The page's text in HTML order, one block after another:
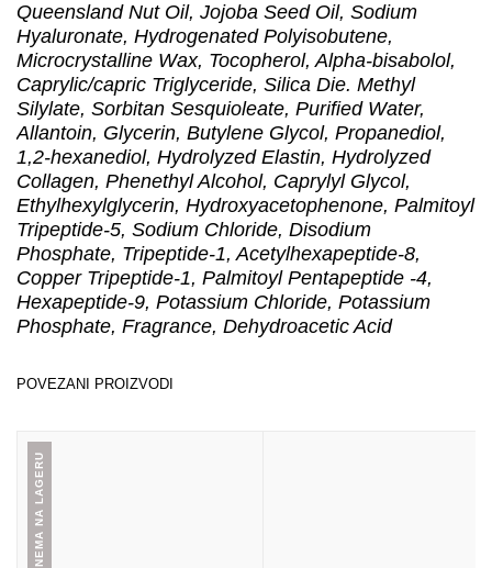
Queensland Nut Oil, Jojoba Seed Oil, Sodium
Hyaluronate, Hydrogenated Polyisobutene,
Microcrystalline Wax, Tocopherol, Alpha-bisabolol,
Caprylic/capric Triglyceride, Silica Die. Methyl
Silylate, Sorbitan Sesquioleate, Purified Water,
Allantoin, Glycerin, Butylene Glycol, Propanediol,
1,2-hexanediol, Hydrolyzed Elastin, Hydrolyzed
Collagen, Phenethyl Alcohol, Caprylyl Glycol,
Ethylhexylglycerin, Hydroxyacetophenone, Palmitoyl
Tripeptide-5, Sodium Chloride, Disodium
Phosphate, Tripeptide-1, Acetylhexapeptide-8,
Copper Tripeptide-1, Palmitoyl Pentapeptide -4,
Hexapeptide-9, Potassium Chloride, Potassium
Phosphate, Fragrance, Dehydroacetic Acid
POVEZANI PROIZVODI
NEMA NA LAGERU